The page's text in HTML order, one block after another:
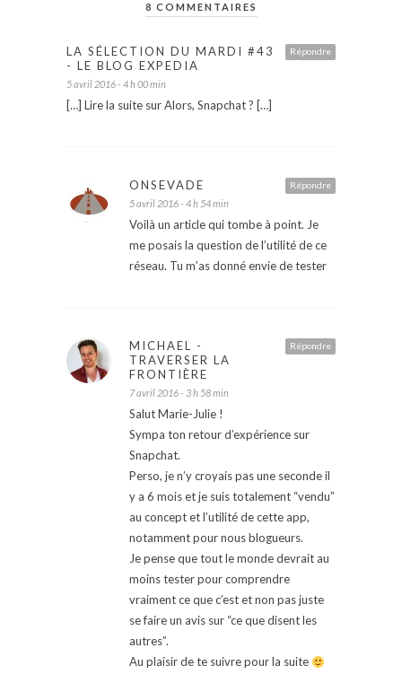
8 COMMENTAIRES
Répondre
LA SÉLECTION DU MARDI #43
- LE BLOG EXPEDIA
5 avril 2016 - 4 h 00 min
[…] Lire la suite sur Alors, Snapchat ? […]
Répondre
ONSEVADE
5 avril 2016 - 4 h 54 min
Voilà un article qui tombe à point. Je
me posais la question de l’utilité de ce
réseau. Tu m’as donné envie de tester
Répondre
MICHAEL -
TRAVERSER LA
FRONTIÈRE
7 avril 2016 - 3 h 58 min
Salut Marie-Julie !
Sympa ton retour d’expérience sur
Snapchat.
Perso, je n’y croyais pas une seconde il
y a 6 mois et je suis totalement “vendu”
au concept et l’utilité de cette app,
notamment pour nous blogueurs.
Je pense que tout le monde devrait au
moins tester pour comprendre
vraiment ce que c’est et non pas juste
se faire un avis sur “ce que disent les
autres”.
Au plaisir de te suivre pour la suite